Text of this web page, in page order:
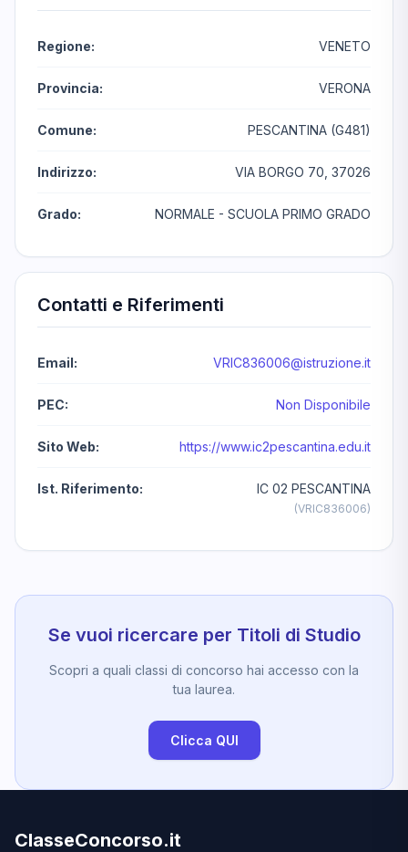
Regione: VENETO
Provincia: VERONA
Comune: PESCANTINA (G481)
Indirizzo: VIA BORGO 70, 37026
Grado: NORMALE - SCUOLA PRIMO GRADO
Contatti e Riferimenti
Email: VRIC836006@istruzione.it
PEC: Non Disponibile
Sito Web: https://www.ic2pescantina.edu.it
Ist. Riferimento: IC 02 PESCANTINA
(VRIC836006)
Se vuoi ricercare per Titoli di Studio
Scopri a quali classi di concorso hai accesso con la
tua laurea.
Clicca QUI
ClasseConcorso.it